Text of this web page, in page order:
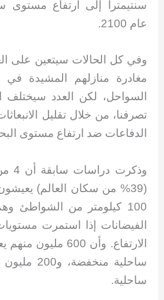
سنتيمترا إلى ارتفاع مستوى
عام 2100.
وفي كل الحالات سيتعين على
مغادرة منازلهم المشيدة
السواحل، لكن العدد سيختلف
تصرفنا، من خلال تقليل
الدفاعات ضد ارتفاع مستوى
(39% من سكان العالم)
100 كيلومتر من
الفيضانات إذا استمرت
الارتفاع. وأن 600
ساحلية
ساحلية.